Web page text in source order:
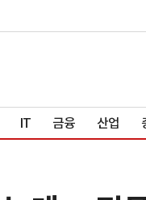
IT 금융 산업